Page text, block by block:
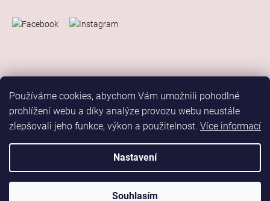
Používáme cookies, abychom Vám umožnili pohodlné
prohlížení webu a díky analýze provozu webu neustále
zlepšovali jeho funkce, výkon a použitelnost. Více informací
Nastavení
Souhlasím
Vytvořil Shoptet
Elis Dance Sport . Všechna práva vyhrazena.
Upravit nastavení cookiesMarketing